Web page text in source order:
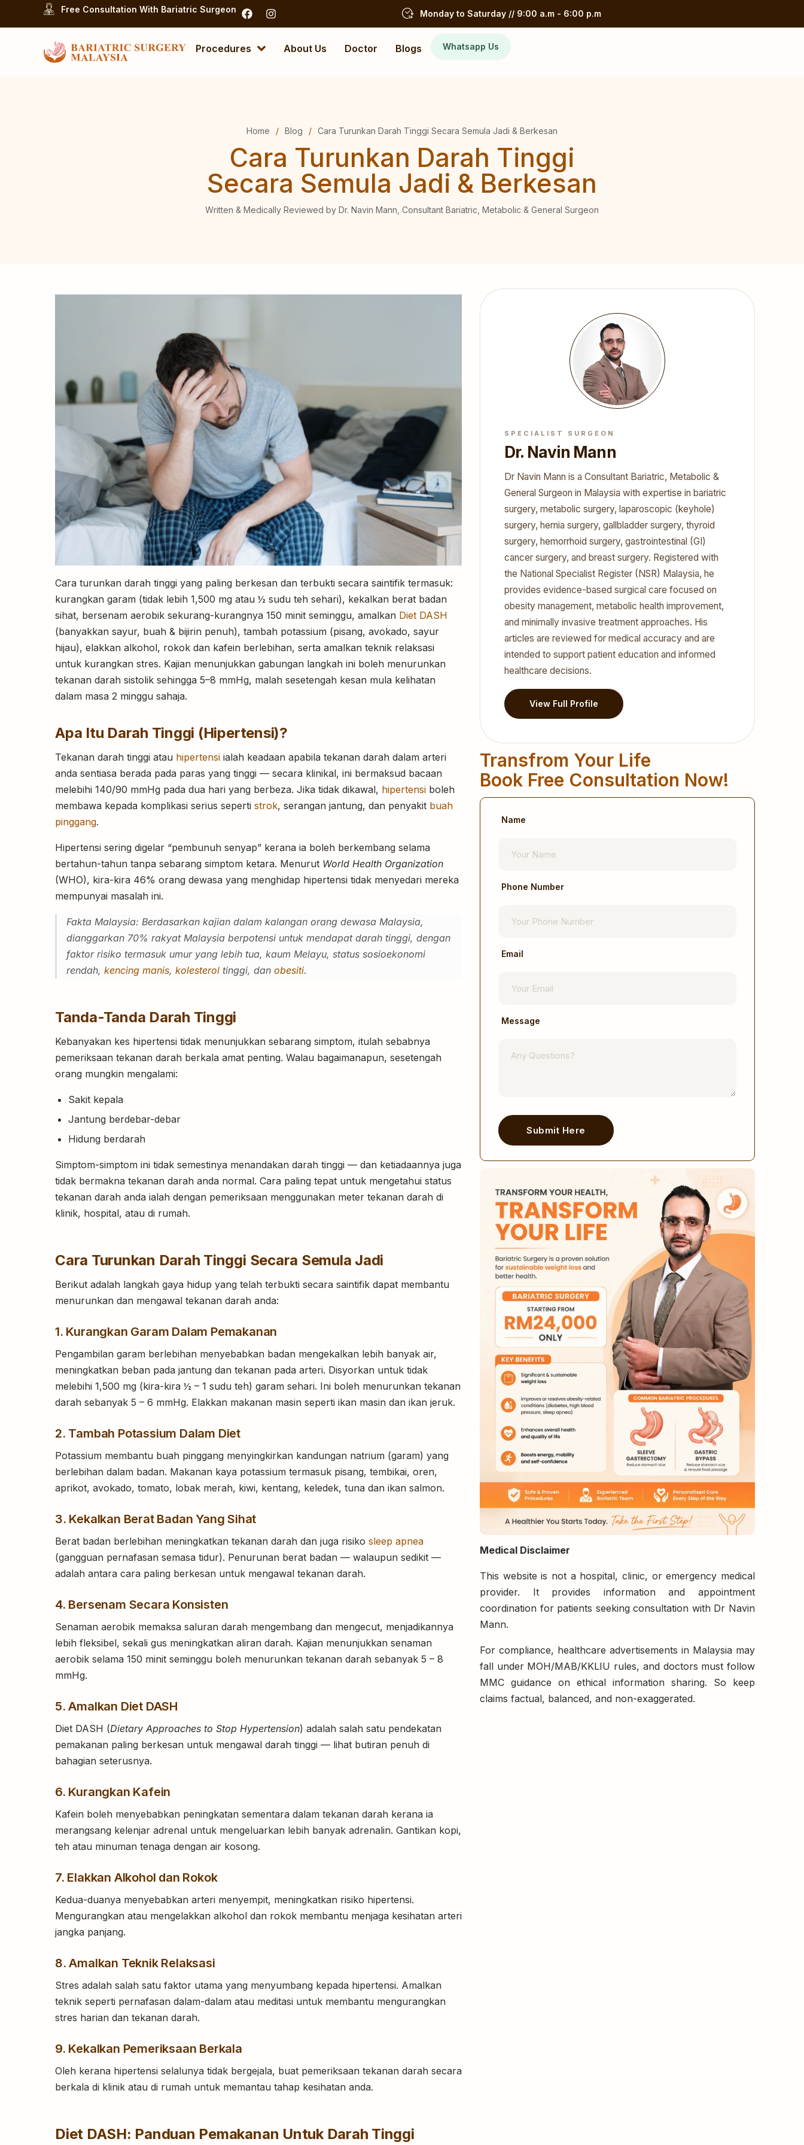
Free Consultation With Bariatric Surgeon Monday to Saturday // 9:00 a.m - 6:00 p.m
Procedures About Us Doctor Blogs Whatsapp Us
Home / Blog / Cara Turunkan Darah Tinggi Secara Semula Jadi & Berkesan
Cara Turunkan Darah Tinggi
Secara Semula Jadi & Berkesan
Written & Medically Reviewed by Dr. Navin Mann, Consultant Bariatric, Metabolic & General Surgeon
SPECIALIST SURGEON
Dr. Navin Mann
Dr Navin Mann is a Consultant Bariatric, Metabolic &
General Surgeon in Malaysia with expertise in bariatric
surgery, metabolic surgery, laparoscopic (keyhole)
surgery, hernia surgery, gallbladder surgery, thyroid
surgery, hemorrhoid surgery, gastrointestinal (GI)
cancer surgery, and breast surgery. Registered with
the National Specialist Register (NSR) Malaysia, he
provides evidence-based surgical care focused on
obesity management, metabolic health improvement,
and minimally invasive treatment approaches. His
articles are reviewed for medical accuracy and are
intended to support patient education and informed
healthcare decisions.
View Full Profile
Transfrom Your Life
Book Free Consultation Now!
Name
Phone Number
Email
Message
Submit Here
Medical Disclaimer
This website is not a hospital, clinic, or emergency medical
provider. It provides information and appointment
coordination for patients seeking consultation with Dr Navin
Mann.
For compliance, healthcare advertisements in Malaysia may
fall under MOH/MAB/KKLIU rules, and doctors must follow
MMC guidance on ethical information sharing. So keep
claims factual, balanced, and non-exaggerated.
Cara turunkan darah tinggi yang paling berkesan dan terbukti secara saintifik termasuk:
kurangkan garam (tidak lebih 1,500 mg atau ½ sudu teh sehari), kekalkan berat badan
sihat, bersenam aerobik sekurang-kurangnya 150 minit seminggu, amalkan Diet DASH
(banyakkan sayur, buah & bijirin penuh), tambah potassium (pisang, avokado, sayur
hijau), elakkan alkohol, rokok dan kafein berlebihan, serta amalkan teknik relaksasi
untuk kurangkan stres. Kajian menunjukkan gabungan langkah ini boleh menurunkan
tekanan darah sistolik sehingga 5–8 mmHg, malah sesetengah kesan mula kelihatan
dalam masa 2 minggu sahaja.
Apa Itu Darah Tinggi (Hipertensi)?
Tekanan darah tinggi atau hipertensi ialah keadaan apabila tekanan darah dalam arteri
anda sentiasa berada pada paras yang tinggi — secara klinikal, ini bermaksud bacaan
melebihi 140/90 mmHg pada dua hari yang berbeza. Jika tidak dikawal, hipertensi boleh
membawa kepada komplikasi serius seperti strok, serangan jantung, dan penyakit buah
pinggang.
Hipertensi sering digelar “pembunuh senyap” kerana ia boleh berkembang selama
bertahun-tahun tanpa sebarang simptom ketara. Menurut World Health Organization
(WHO), kira-kira 46% orang dewasa yang menghidap hipertensi tidak menyedari mereka
mempunyai masalah ini.
Fakta Malaysia: Berdasarkan kajian dalam kalangan orang dewasa Malaysia,
dianggarkan 70% rakyat Malaysia berpotensi untuk mendapat darah tinggi, dengan
faktor risiko termasuk umur yang lebih tua, kaum Melayu, status sosioekonomi
rendah, kencing manis, kolesterol tinggi, dan obesiti.
Tanda-Tanda Darah Tinggi
Kebanyakan kes hipertensi tidak menunjukkan sebarang simptom, itulah sebabnya
pemeriksaan tekanan darah berkala amat penting. Walau bagaimanapun, sesetengah
orang mungkin mengalami:
Sakit kepala
Jantung berdebar-debar
Hidung berdarah
Simptom-simptom ini tidak semestinya menandakan darah tinggi — dan ketiadaannya juga
tidak bermakna tekanan darah anda normal. Cara paling tepat untuk mengetahui status
tekanan darah anda ialah dengan pemeriksaan menggunakan meter tekanan darah di
klinik, hospital, atau di rumah.
Cara Turunkan Darah Tinggi Secara Semula Jadi
Berikut adalah langkah gaya hidup yang telah terbukti secara saintifik dapat membantu
menurunkan dan mengawal tekanan darah anda:
1. Kurangkan Garam Dalam Pemakanan
Pengambilan garam berlebihan menyebabkan badan mengekalkan lebih banyak air,
meningkatkan beban pada jantung dan tekanan pada arteri. Disyorkan untuk tidak
melebihi 1,500 mg (kira-kira ½ – 1 sudu teh) garam sehari. Ini boleh menurunkan tekanan
darah sebanyak 5 – 6 mmHg. Elakkan makanan masin seperti ikan masin dan ikan jeruk.
2. Tambah Potassium Dalam Diet
Potassium membantu buah pinggang menyingkirkan kandungan natrium (garam) yang
berlebihan dalam badan. Makanan kaya potassium termasuk pisang, tembikai, oren,
aprikot, avokado, tomato, lobak merah, kiwi, kentang, keledek, tuna dan ikan salmon.
3. Kekalkan Berat Badan Yang Sihat
Berat badan berlebihan meningkatkan tekanan darah dan juga risiko sleep apnea
(gangguan pernafasan semasa tidur). Penurunan berat badan — walaupun sedikit —
adalah antara cara paling berkesan untuk mengawal tekanan darah.
4. Bersenam Secara Konsisten
Senaman aerobik memaksa saluran darah mengembang dan mengecut, menjadikannya
lebih fleksibel, sekali gus meningkatkan aliran darah. Kajian menunjukkan senaman
aerobik selama 150 minit seminggu boleh menurunkan tekanan darah sebanyak 5 – 8
mmHg.
5. Amalkan Diet DASH
Diet DASH (Dietary Approaches to Stop Hypertension) adalah salah satu pendekatan
pemakanan paling berkesan untuk mengawal darah tinggi — lihat butiran penuh di
bahagian seterusnya.
6. Kurangkan Kafein
Kafein boleh menyebabkan peningkatan sementara dalam tekanan darah kerana ia
merangsang kelenjar adrenal untuk mengeluarkan lebih banyak adrenalin. Gantikan kopi,
teh atau minuman tenaga dengan air kosong.
7. Elakkan Alkohol dan Rokok
Kedua-duanya menyebabkan arteri menyempit, meningkatkan risiko hipertensi.
Mengurangkan atau mengelakkan alkohol dan rokok membantu menjaga kesihatan arteri
jangka panjang.
8. Amalkan Teknik Relaksasi
Stres adalah salah satu faktor utama yang menyumbang kepada hipertensi. Amalkan
teknik seperti pernafasan dalam-dalam atau meditasi untuk membantu mengurangkan
stres harian dan tekanan darah.
9. Kekalkan Pemeriksaan Berkala
Oleh kerana hipertensi selalunya tidak bergejala, buat pemeriksaan tekanan darah secara
berkala di klinik atau di rumah untuk memantau tahap kesihatan anda.
Diet DASH: Panduan Pemakanan Untuk Darah Tinggi